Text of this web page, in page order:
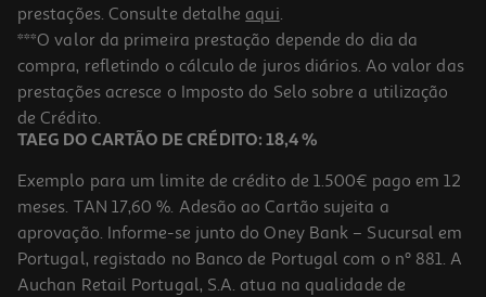
Tinteiro Compativel Qilive Canon Cl 561 Xl Cmy 18ml
24.99 €/un
24,99 €
prestações. Consulte detalhe aqui.
***O valor da primeira prestação depende do dia da
compra, refletindo o cálculo de juros diários. Ao valor das
prestações acresce o Imposto do Selo sobre a utilização
de Crédito.
TAEG DO CARTÃO DE CRÉDITO: 18,4 %
Exemplo para um limite de crédito de 1.500€ pago em 12
meses. TAN 17,60 %. Adesão ao Cartão sujeita a
aprovação. Informe-se junto do Oney Bank – Sucursal em
Portugal, registado no Banco de Portugal com o nº 881. A
Auchan Retail Portugal, S.A. atua na qualidade de